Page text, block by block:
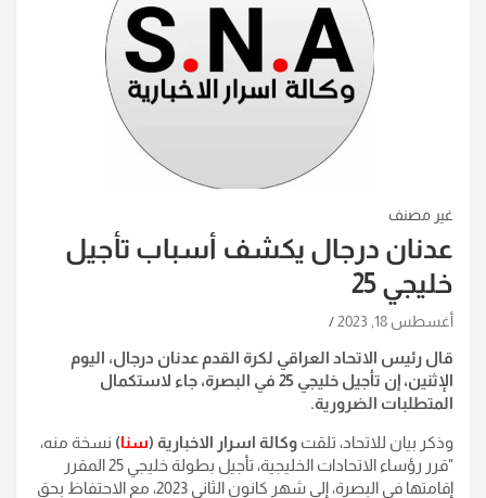
غير مصنف
عدنان درجال يكشف أسباب تأجيل
خليجي 25
أغسطس 18, 2023
قال رئيس الاتحاد العراقي لكرة القدم عدنان درجال، اليوم
الإثنين، إن تأجيل خليجي 25 في البصرة، جاء لاستكمال
المتطلبات الضرورية.
وذكر بيان للاتحاد، تلقت وكالة اسرار الاخبارية (سنا) نسخة منه،
"قرر رؤساء الاتحادات الخليجية، تأجيل بطولة خليجي 25 المقرر
إقامتها في البصرة، إلى شهر كانون الثاني 2023، مع الاحتفاظ بحق